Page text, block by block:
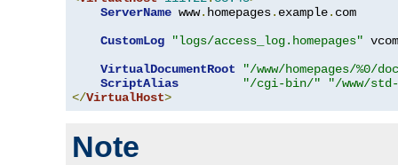
ServerName www. homepages. example. com
CustomLog
"logs/access_log.homepages"
VirtualDocumentRoot
"/www/homepages/%0/
ScriptAlias
"/cgi-bin/"
"/www/
</VirtualHost>
Note